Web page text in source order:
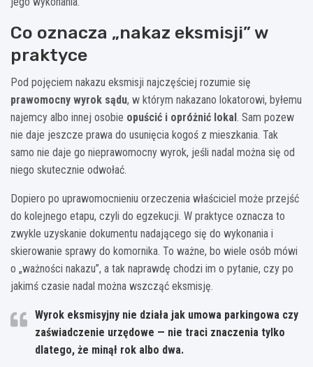
Co oznacza „nakaz eksmisji” w
praktyce
Pod pojęciem nakazu eksmisji najczęściej rozumie się
prawomocny wyrok sądu, w którym nakazano lokatorowi, byłemu
najemcy albo innej osobie opuścić i opróżnić lokal. Sam pozew
nie daje jeszcze prawa do usunięcia kogoś z mieszkania. Tak
samo nie daje go nieprawomocny wyrok, jeśli nadal można się od
niego skutecznie odwołać.
Dopiero po uprawomocnieniu orzeczenia właściciel może przejść
do kolejnego etapu, czyli do egzekucji. W praktyce oznacza to
zwykle uzyskanie dokumentu nadającego się do wykonania i
skierowanie sprawy do komornika. To ważne, bo wiele osób mówi
o „ważności nakazu”, a tak naprawdę chodzi im o pytanie, czy po
jakimś czasie nadal można wszcząć eksmisję.
Wyrok eksmisyjny nie działa jak umowa parkingowa czy
zaświadczenie urzędowe — nie traci znaczenia tylko
dlatego, że minął rok albo dwa.